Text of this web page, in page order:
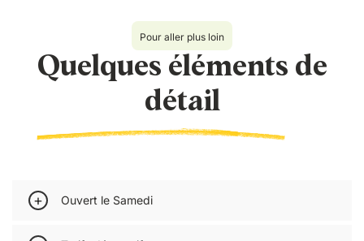
Pour aller plus loin
Quelques éléments de
détail
Ouvert le Samedi